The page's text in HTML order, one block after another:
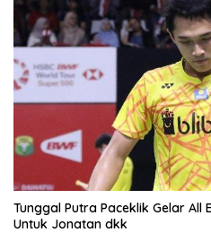
Tunggal Putra Paceklik Gelar All
Untuk Jonatan dkk